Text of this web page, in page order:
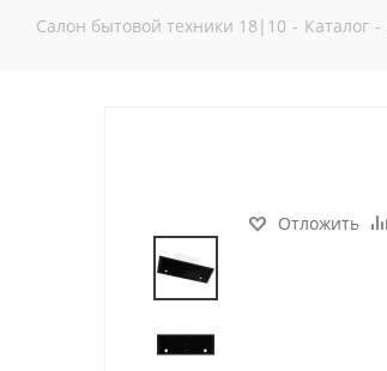
Салон бытовой техники 18|10 - Каталог -
Отложить